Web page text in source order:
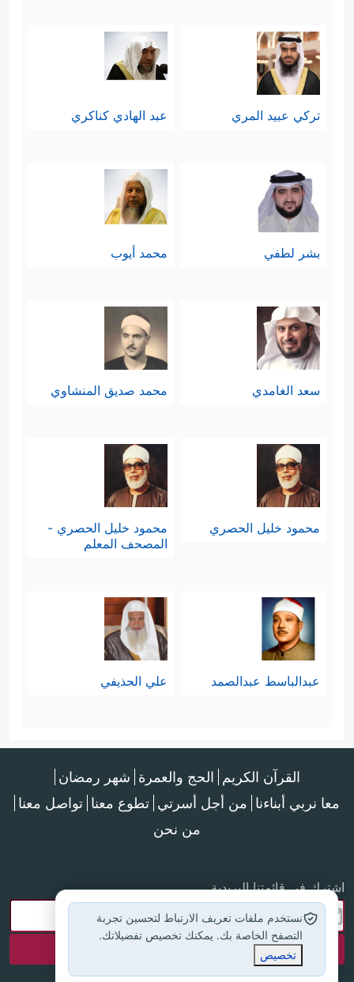
تركي عبيد المري عبد الهادي كناكري
بشر لطفي محمد أيوب
سعد الغامدي محمد صديق المنشاوي
محمود خليل الحصري
محمود خليل الحصري -
المصحف المعلم
عبدالباسط عبدالصمد علي الحذيفي
القرآن الكريم الحج والعمرة شهر رمضان
معا نربي أبناءنا من أجل أسرتي تطوع معنا تواصل معنا
من نحن
اشترك في قائمتنا البريدية
نستخدم ملفات تعريف الارتباط لتحسين تجربة
التصفح الخاصة بك. يمكنك تخصيص تفضيلاتك.
تخصيص